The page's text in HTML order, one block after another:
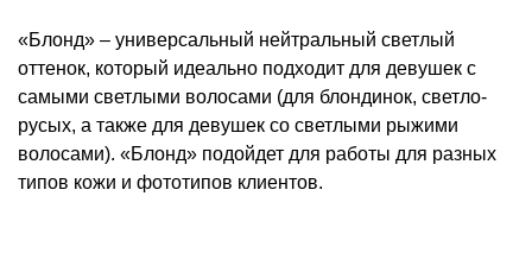
Общий срок годности: 24 месяца
Срок годности после вскрытия: 24 месяца
«Блонд» – универсальный нейтральный светлый
оттенок, который идеально подходит для девушек с
самыми светлыми волосами (для блондинок, светло-
русых, а также для девушек со светлыми рыжими
волосами). «Блонд» подойдет для работы для разных
типов кожи и фототипов клиентов.